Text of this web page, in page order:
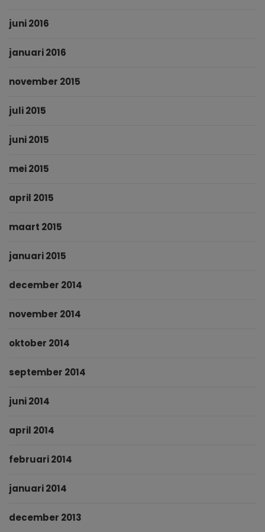
juni 2016
januari 2016
november 2015
juli 2015
juni 2015
mei 2015
april 2015
maart 2015
januari 2015
december 2014
november 2014
oktober 2014
september 2014
juni 2014
april 2014
februari 2014
januari 2014
december 2013